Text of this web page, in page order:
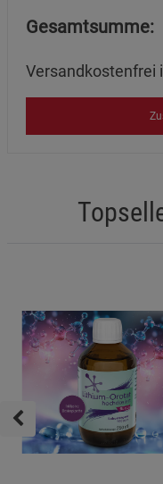
Gesamtsumme:
Versandkostenfrei